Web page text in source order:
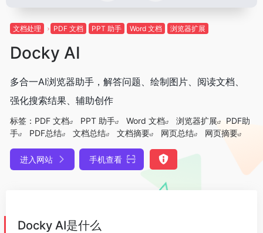
文档处理 PDF 文档 PPT 助手 Word 文档 浏览器扩展
Docky AI
多合一AI浏览器助手，解答问题、绘制图片、阅读文档、
强化搜索结果、辅助创作
标签： PDF 文档 PPT 助手 Word 文档 浏览器扩展
PDF助
手
PDF总结 文档总结 文档摘要 网页总结 网页摘要
进入网站 手机查看
Docky AI是什么